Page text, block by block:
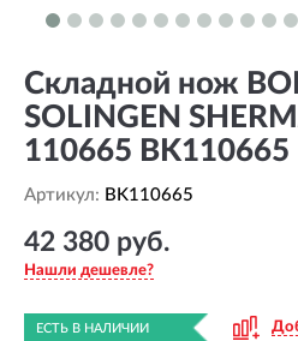
Складной нож
SOLINGEN
110665 BK110665
Артикул: BK110665
42 380 руб.
Нашли дешевле?
ЕСТЬ В НАЛИЧИИ